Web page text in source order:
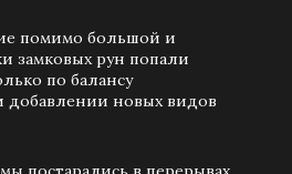
помимо большой и
замковых рун попали
по балансу
добавлении новых видов